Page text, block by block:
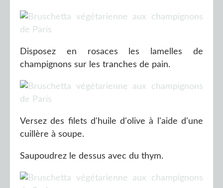
Disposez en rosaces les lamelles de
champignons sur les tranches de pain.
Versez des filets d'huile d'olive à l'aide d'une
cuillère à soupe.
Saupoudrez le dessus avec du thym.